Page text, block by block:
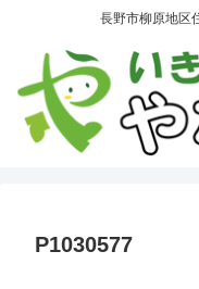
長野市柳原地区
P1030577